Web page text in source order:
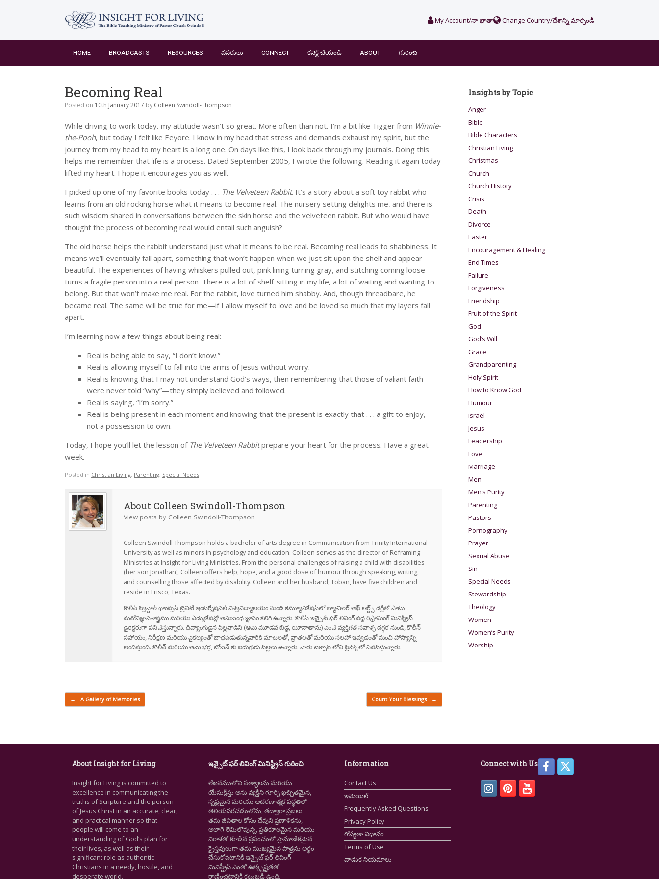
My Account/నా ఖాతా Change Country/దేశాన్ని మార్చండి
HOME BROADCASTS RESOURCES వనరులు CONNECT కనెక్ట్ చేయండి ABOUT గురించి
Becoming Real
Posted on 10th January 2017 by Colleen Swindoll-Thompson
While driving to work today, my attitude wasn’t so great. More often than not, I’m a bit like Tigger from Winnie-
the-Pooh, but today I felt like Eeyore. I know in my head that stress and demands exhaust my spirit, but the
journey from my head to my heart is a long one. On days like this, I look back through my journals. Doing this
helps me remember that life is a process. Dated September 2005, I wrote the following. Reading it again today
lifted my heart. I hope it encourages you as well.
I picked up one of my favorite books today . . . The Velveteen Rabbit. It’s a story about a soft toy rabbit who
learns from an old rocking horse what it means to become real. The nursery setting delights me, and there is
such wisdom shared in conversations between the skin horse and the velveteen rabbit. But who would have
thought the process of becoming real would entail such anguish?
The old horse helps the rabbit understand just what it means to be real. Becoming real leads to shabbiness. It
means we’ll eventually fall apart, something that won’t happen when we just sit upon the shelf and appear
beautiful. The experiences of having whiskers pulled out, pink lining turning gray, and stitching coming loose
turns a fragile person into a real person. There is a lot of shelf-sitting in my life, a lot of waiting and wanting to
belong. But that won’t make me real. For the rabbit, love turned him shabby. And, though threadbare, he
became real. The same will be true for me—if I allow myself to love and be loved so much that my layers fall
apart.
I’m learning now a few things about being real:
Real is being able to say, “I don’t know.”
Real is allowing myself to fall into the arms of Jesus without worry.
Real is knowing that I may not understand God’s ways, then remembering that those of valiant faith
were never told “why”—they simply believed and followed.
Real is saying, “I’m sorry.”
Real is being present in each moment and knowing that the present is exactly that . . . a gift to enjoy,
not a possession to own.
Today, I hope you’ll let the lesson of The Velveteen Rabbitprepare your heart for the process. Have a great
week.
Posted in Christian Living, Parenting, Special Needs
Colleen Swindoll-Thompson
View posts by Colleen Swindoll-Thompson
Colleen Swindoll Thompson holds a bachelor of arts degree in Communication from Trinity International
University as well as minors in psychology and education. Colleen serves as the director of Reframing
Ministries at Insight for Living Ministries. From the personal challenges of raising a child with disabilities
(her son Jonathan), Colleen offers help, hope, and a good dose of humour through speaking, writing,
and counselling those affected by disability. Colleen and her husband, Toban, have five children and
reside in Frisco, Texas.
కొలీన్ స్విన్డాల్ థాంప్సన్ ట్రినిటీ ఇంటర్నేషనల్ విశ్వవిద్యాలయం నుండి కమ్యూనికేషన్‌లో బ్యాచిలర్ ఆఫ్ ఆర్ట్స్ డిగ్రీతో పాటు
మనోవిజ్ఞానశాస్త్రము మరియు ఎడ్యుకేషన్లో అనుబంధ జ్ఞానం కలిగి ఉన్నారు. కొలీన్ ఇన్సైట్ ఫర్ లివింగ్ వద్ద రిఫ్రామింగ్ మినిస్ట్రీస్
డైరెక్టరుగా పనిచేస్తున్నారు. దివ్యాంగుడైన పిల్లవాడిని (ఆమె మూడవ బిడ్డ, యోనాతాను) పెంచే వ్యక్తిగత సవాళ్ళ దగ్గర నుండి, కొలీన్
సహాయం, నిరీక్షణ మరియు వైకల్యంతో బాధపడుతున్నవారికి మాటలతో, వ్రాతలతో మరియు సలహా ఇవ్వడంతో మంచి హాస్యాన్ని
అందిస్తుంది. కొలీన్ మరియు ఆమె భర్త, టోబన్ కు ఐదుగురు పిల్లలు ఉన్నారు. వారు టెక్సాస్ లోని ఫ్రిస్కోలో నివసిస్తున్నారు.
Post navigation
← A Gallery of Memories Count Your Blessings →
Insights by Topic
Anger
Bible
Bible Characters
Christian Living
Christmas
Church
Church History
Crisis
Death
Divorce
Easter
Encouragement & Healing
End Times
Failure
Forgiveness
Friendship
Fruit of the Spirit
God
God’s Will
Grace
Grandparenting
Holy Spirit
How to Know God
Humour
Israel
Jesus
Leadership
Love
Marriage
Men
Men’s Purity
Parenting
Pastors
Pornography
Prayer
Sexual Abuse
Sin
Special Needs
Stewardship
Theology
Women
Women’s Purity
Worship
About Insight for Living
Insight for Living is committed to
excellence in communicating the
truths of Scripture and the person
of Jesus Christ in an accurate, clear,
and practical manner so that
people will come to an
understanding of God’s plan for
their lives, as well as their
significant role as authentic
Christians in a needy, hostile, and
desperate world.
ఇన్సైట్ ఫర్ లివింగ్ మినిస్ట్రీస్ గురించి
లేఖనములోని సత్యాలను మరియు
యేసుక్రీస్తు అను వ్యక్తిని గూర్చి ఖచ్చితమైన,
స్పష్టమైన మరియు ఆచరణాత్మక పద్ధతిలో
తెలియపరచడంలోను, తద్వారా ప్రజలు
తమ జీవితాల కోసం దేవుని ప్రణాళికను,
అలాగే లేమిలోవున్న, ప్రతికూలమైన మరియు
నిరాశతో కూడిన ప్రపంచంలో ప్రామాణికమైన
క్రైస్తవులుగా తమ ముఖ్యమైన పాత్రను అర్థం
చేసుకోవటానికి ఇన్సైట్ ఫర్ లివింగ్
మినిస్ట్రీస్ ఎంతో ఉత్కృష్టతతో
రాణించటానికి కట్టుబడి ఉంది.
Information
Contact Us
ఇమెయిల్
Frequently Asked Questions
Privacy Policy
గోప్యతా విధానం
Terms of Use
వాడుక నియమాలు
Connect with Us